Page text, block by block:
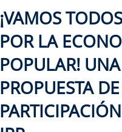
¡VAMOS TODOS
POR LA
POPULAR! UNA
PROPUESTA DE